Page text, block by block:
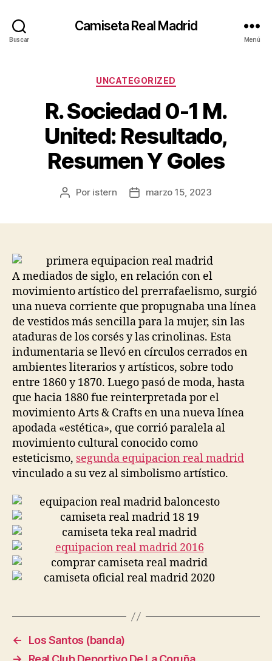
Buscar
Camiseta Real Madrid
Menú
Categorías
UNCATEGORIZED
R. Sociedad 0-1 M.
United: Resultado,
Resumen Y Goles
Autor
Por istern
Fechamarzo 15, 2023
A mediados de siglo, en relación con el
movimiento artístico del prerrafaelismo, surgió
una nueva corriente que propugnaba una línea
de vestidos más sencilla para la mujer, sin las
ataduras de los corsés y las crinolinas. Esta
indumentaria se llevó en círculos cerrados en
ambientes literarios y artísticos, sobre todo
entre 1860 y 1870. Luego pasó de moda, hasta
que hacia 1880 fue reinterpretada por el
movimiento Arts & Crafts en una nueva línea
apodada «estética», que corrió paralela al
movimiento cultural conocido como
esteticismo, segunda equipacion real madrid
vinculado a su vez al simbolismo artístico.
←
Los Santos (banda)